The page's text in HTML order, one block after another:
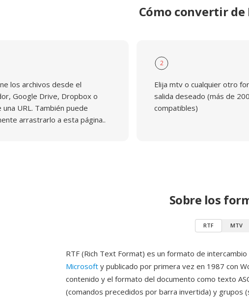
Cómo convertir de
los archivos desde el
Google Drive, Dropbox o
una URL. También puede
arrastrarlo a esta página..
2
Elija mtv o cualquier otro
salida deseado (más de
compatibles)
Sobre los
RTF MTV
RTF (Rich Text Format) es un formato de
Microsoft y publicado por primera vez en 1987 con
contenido y el formato del documento como texto
(comandos precedidos por barra invertida) y grupos